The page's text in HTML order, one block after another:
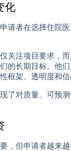
化
请者在选择住院
关注项目要求，
的长期目标。他
框架、透明度和信
了对质量、可预
，但申请者越来